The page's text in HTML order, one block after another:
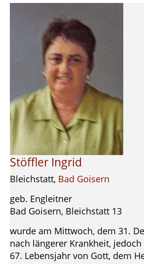
Stöffler Ingrid
Bleichstatt, Bad Goisern
geb. Engleitner
Bad Goisern, Bleichstatt 13
wurde am Mittwoch, dem 31.
nach längerer Krankheit,
67. Lebensjahr von Gott, dem